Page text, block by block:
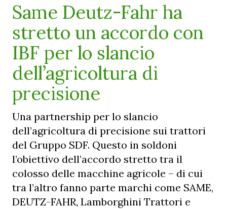
Same Deutz-Fahr ha
stretto un accordo con
IBF per lo slancio
dell’agricoltura di
precisione
Una partnership per lo slancio
dell’agricoltura di precisione sui trattori
del Gruppo SDF. Questo in soldoni
l’obiettivo dell’accordo stretto tra il
colosso delle macchine agricole – di cui
tra l’altro fanno parte marchi come SAME,
DEUTZ-FAHR, Lamborghini Trattori e